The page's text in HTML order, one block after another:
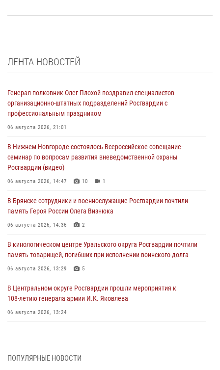
ЛЕНТА НОВОСТЕЙ
Генерал-полковник Олег Плохой поздравил специалистов
организационно-штатных подразделений Росгвардии с
профессиональным праздником
06 августа 2026, 21:01
В Нижнем Новгороде состоялось Всероссийское совещание-
семинар по вопросам развития вневедомственной охраны
Росгвардии (видео)
06 августа 2026, 14:47 10 1
В Брянске сотрудники и военнослужащие Росгвардии почтили
память Героя России Олега Визнюка
06 августа 2026, 14:36 2
В кинологическом центре Уральского округа Росгвардии почтили
память товарищей, погибших при исполнении воинского долга
06 августа 2026, 13:29 5
В Центральном округе Росгвардии прошли мероприятия к
108‑летию генерала армии И.К. Яковлева
06 августа 2026, 13:24
06 августа 2026, 12:35 1
ПОПУЛЯРНЫЕ НОВОСТИ